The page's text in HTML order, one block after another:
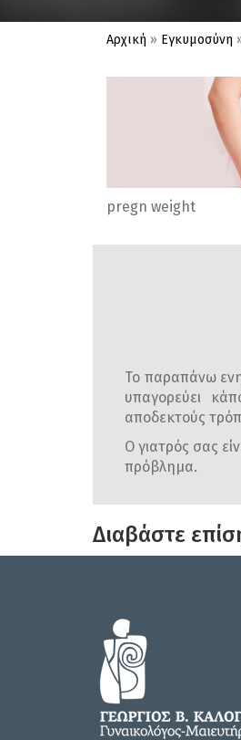
Αρχική » Εγκυμοσύνη
pregn weight
Το παραπάνω
υπαγορεύει
αποδεκτούς
Ο γιατρός σας
πρόβλημα.
Διαβάστε